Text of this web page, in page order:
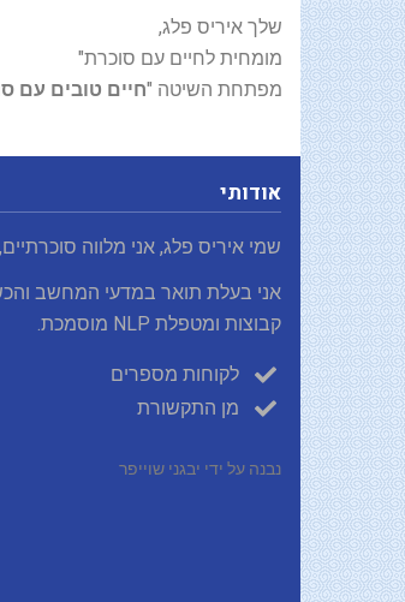
שלך איריס פלג,
מומחית לחיים עם סוכרת"
מפתחת השיטה "חיים טובים עם
אודותי
שמי איריס פלג, אני מלווה
אני בעלת תואר במדעי המחשב
קבוצות ומטפלת NLP מוסמכת.
לקוחות מספרים
מן התקשורת
נבנה על ידי יבגני שוייפר